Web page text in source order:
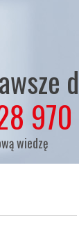
wiedzę